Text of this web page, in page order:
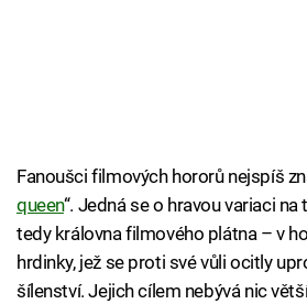
Fanoušci filmových hororů nejspíš
queen“. Jedná se o hravou variaci na
tedy královna filmového plátna – v
hrdinky, jež se proti své vůli ocitly
šílenství. Jejich cílem nebývá nic